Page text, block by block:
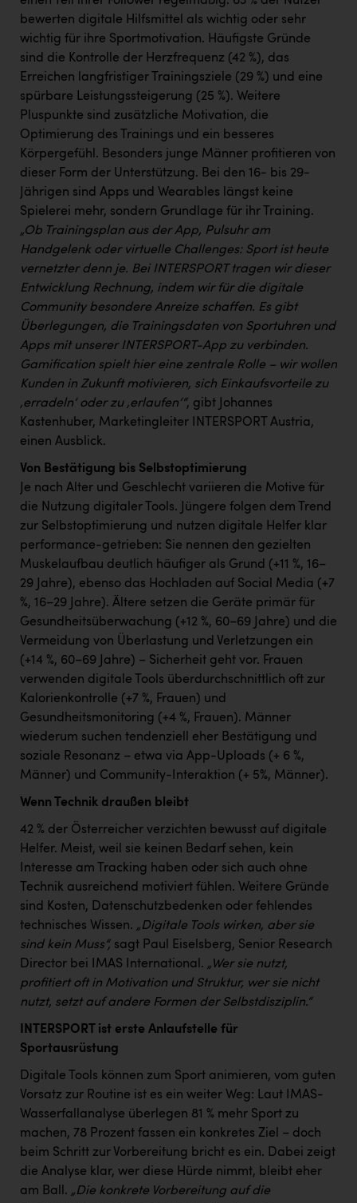
bewerten digitale Hilfsmittel als wichtig oder sehr
wichtig für ihre Sportmotivation. Häufigste Gründe
sind die Kontrolle der Herzfrequenz (42 %), das
Erreichen langfristiger Trainingsziele (29 %) und eine
spürbare Leistungssteigerung (25 %). Weitere
Pluspunkte sind zusätzliche Motivation, die
Optimierung des Trainings und ein besseres
Körpergefühl. Besonders junge Männer profitieren von
dieser Form der Unterstützung. Bei den 16- bis 29-
Jährigen sind Apps und Wearables längst keine
Spielerei mehr, sondern Grundlage für ihr Training.
„Ob Trainingsplan aus der App, Pulsuhr am
Handgelenk oder virtuelle Challenges: Sport ist heute
vernetzter denn je. Bei INTERSPORT tragen wir dieser
Entwicklung Rechnung, indem wir für die digitale
Community besondere Anreize schaffen. Es gibt
Überlegungen, die Trainingsdaten von Sportuhren und
Apps mit unserer INTERSPORT-App zu verbinden.
Gamification spielt hier eine zentrale Rolle – wir wollen
Kunden in Zukunft motivieren, sich Einkaufsvorteile zu
‚erradeln‘ oder zu ‚erlaufen‘“, gibt Johannes
Kastenhuber, Marketingleiter INTERSPORT Austria,
einen Ausblick.
Von Bestätigung bis Selbstoptimierung
Je nach Alter und Geschlecht variieren die Motive für
die Nutzung digitaler Tools. Jüngere folgen dem Trend
zur Selbstoptimierung und nutzen digitale Helfer klar
performance-getrieben: Sie nennen den gezielten
Muskelaufbau deutlich häufiger als Grund (+11 %, 16–
29 Jahre), ebenso das Hochladen auf Social Media (+7
%, 16–29 Jahre). Ältere setzen die Geräte primär für
Gesundheitsüberwachung (+12 %, 60–69 Jahre) und die
Vermeidung von Überlastung und Verletzungen ein
(+14 %, 60–69 Jahre) – Sicherheit geht vor. Frauen
verwenden digitale Tools überdurchschnittlich oft zur
Kalorienkontrolle (+7 %, Frauen) und
Gesundheitsmonitoring (+4 %, Frauen). Männer
wiederum suchen tendenziell eher Bestätigung und
soziale Resonanz – etwa via App-Uploads (+ 6 %,
Männer) und Community-Interaktion (+ 5%, Männer).
Wenn Technik draußen bleibt
42 % der Österreicher verzichten bewusst auf digitale
Helfer. Meist, weil sie keinen Bedarf sehen, kein
Interesse am Tracking haben oder sich auch ohne
Technik ausreichend motiviert fühlen. Weitere Gründe
sind Kosten, Datenschutzbedenken oder fehlendes
technisches Wissen. „Digitale Tools wirken, aber sie
sind kein Muss“, sagt Paul Eiselsberg, Senior Research
Director bei IMAS International. „Wer sie nutzt,
profitiert oft in Motivation und Struktur, wer sie nicht
nutzt, setzt auf andere Formen der Selbstdisziplin.“
INTERSPORT ist erste Anlaufstelle für
Sportausrüstung
Digitale Tools können zum Sport animieren, vom guten
Vorsatz zur Routine ist es ein weiter Weg: Laut IMAS-
Wasserfallanalyse überlegen 81 % mehr Sport zu
machen, 78 Prozent fassen ein konkretes Ziel – doch
beim Schritt zur Vorbereitung bricht es ein. Dabei zeigt
die Analyse klar, wer diese Hürde nimmt, bleibt eher
am Ball. „Die konkrete Vorbereitung auf die